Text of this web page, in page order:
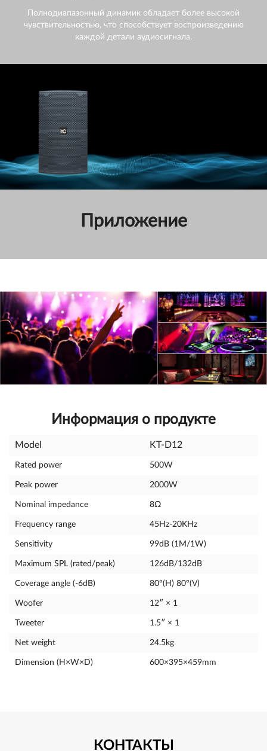
Полнодиапазонный динамик обладает более высокой
чувствительностью, что способствует воспроизведению
каждой детали аудиосигнала.
Приложение
Информация о продукте
Model KT-D12
Rated power 500W
Peak power 2000W
Nominal impedance 8Ω
Frequency range 45Hz-20KHz
Sensitivity 99dB (1M/1W)
Maximum SPL (rated/peak) 126dB/132dB
Coverage angle (-6dB) 80°(H) 80°(V)
Woofer 12″ × 1
Tweeter 1.5″ × 1
Net weight 24.5kg
Dimension (H×W×D) 600×395×459mm
КОНТАКТЫ